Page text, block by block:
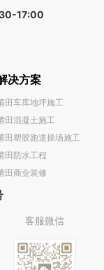
17:00
决方案
田车库地坪施工
田混凝土施工
田塑胶跑道操场施工
田防水工程
田商业装修
客服微信